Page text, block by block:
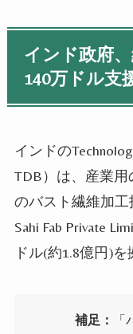
インド政府、
140万ドル支
インドの
TDB）は、産業
のバスト繊維加
Sahi Fab Private
ドル(約1.8億円)
補足：